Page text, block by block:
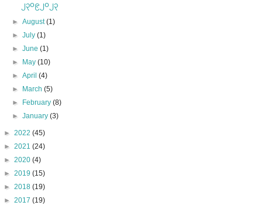
၂၃၀၉၂၀၂၃
►August(1)
►July(1)
►June(1)
►
May(10)
►April(4)
►
March(5)
►
February(8)
►January(3)
► 2022 (45)
► 2021 (24)
► 2020 (4)
► 2019 (15)
► 2018 (19)
► 2017 (19)